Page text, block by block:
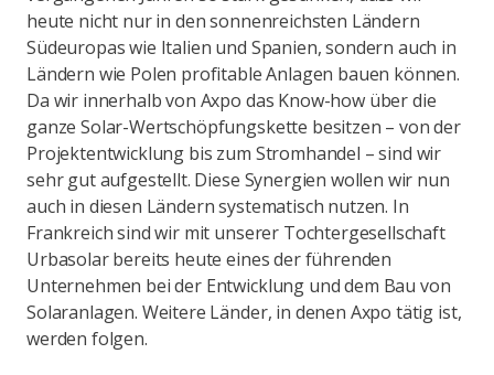
heute nicht nur in den sonnenreichsten Ländern
Südeuropas wie Italien und Spanien, sondern auch in
Ländern wie Polen profitable Anlagen bauen können.
Da wir innerhalb von Axpo das Know-how über die
ganze Solar-Wertschöpfungskette besitzen – von der
Projektentwicklung bis zum Stromhandel – sind wir
sehr gut aufgestellt. Diese Synergien wollen wir nun
auch in diesen Ländern systematisch nutzen. In
Frankreich sind wir mit unserer Tochtergesellschaft
Urbasolar bereits heute eines der führenden
Unternehmen bei der Entwicklung und dem Bau von
Solaranlagen. Weitere Länder, in denen Axpo tätig ist,
werden folgen.